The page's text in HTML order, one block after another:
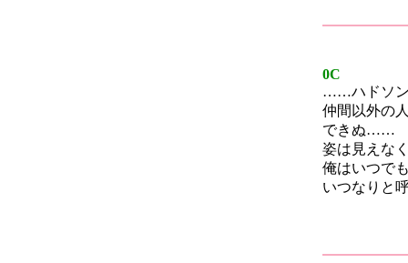
0C
……ハドソ
仲間以外の
できぬ……
姿は見えな
俺はいつで
いつなり